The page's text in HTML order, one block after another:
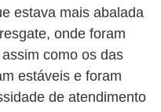
estava mais abalada
onde foram
como os das
estáveis e foram
de atendimento